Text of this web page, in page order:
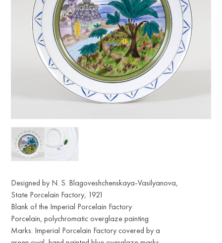
Designed by N. S. Blagoveshchenskaya-Vasilyanova,
State Porcelain Factory, 1921
Blank of the Imperial Porcelain Factory
Porcelain, polychromatic overglaze painting
Marks: Imperial Porcelain Factory covered by a